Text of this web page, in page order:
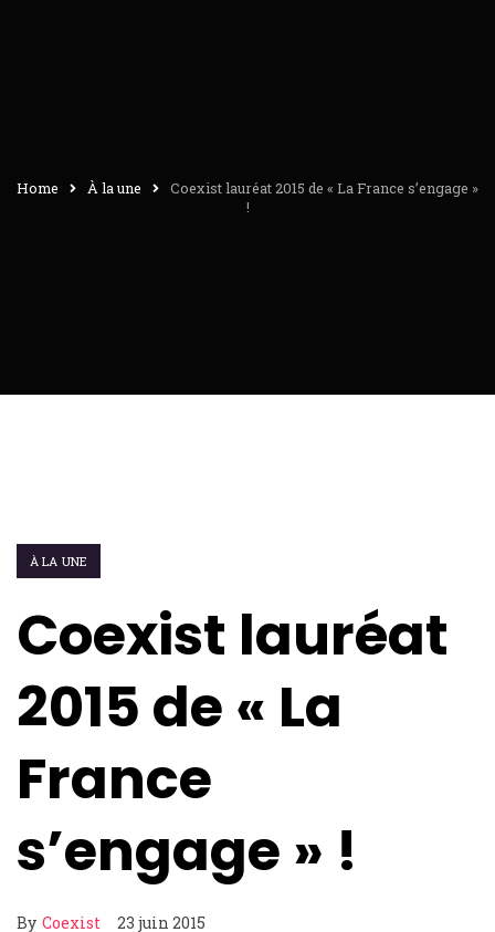
Home À la une
Coexist lauréat 2015 de « La France s’engage »
!
À LA UNE
Coexist lauréat
2015 de « La
France
s’engage » !
By Coexist 23 juin 2015